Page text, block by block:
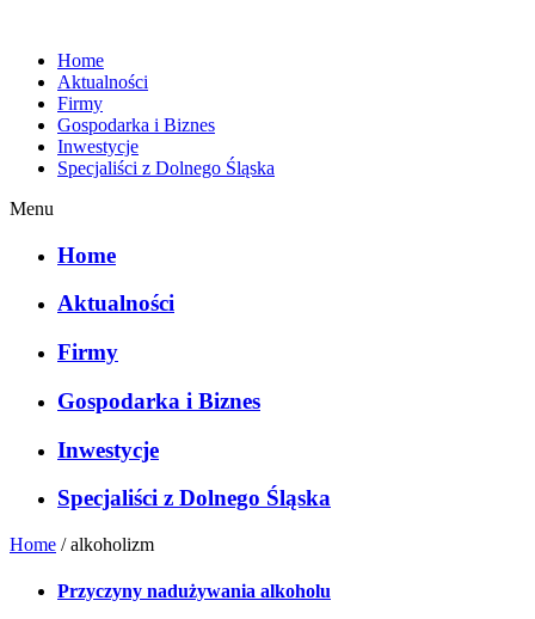
Home
Aktualności
Firmy
Gospodarka i Biznes
Inwestycje
Specjaliści z Dolnego Śląska
Menu
Home
Aktualności
Firmy
Gospodarka i Biznes
Inwestycje
Specjaliści z Dolnego Śląska
Home /alkoholizm
Przyczyny nadużywania alkoholu